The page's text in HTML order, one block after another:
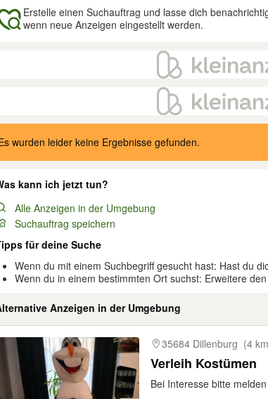
Erstelle einen Suchauftrag und lasse dich
wenn neue Anzeigen eingestellt werden.
wurden leider keine Ergebnisse gefunden.
kann ich jetzt tun?
Alle Anzeigen in der Umgebung
Suchauftrag speichern
für deine Suche
Wenn du mit einem Suchbegriff gesucht hast: Hast du
Wenn du in einem bestimmten Ort suchst: Erweitere
Anzeigen in der Umgebung
35684 Dillenburg (4
Verleih Kostümen
Bei Interesse bitte melden